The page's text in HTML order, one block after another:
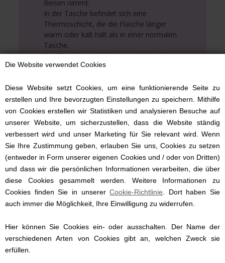
Die Website verwendet Cookies
Diese Website setzt Cookies, um eine funktionierende Seite zu
erstellen und Ihre bevorzugten Einstellungen zu speichern. Mithilfe
von Cookies erstellen wir Statistiken und analysieren Besuche auf
unserer Website, um sicherzustellen, dass die Website ständig
verbessert wird und unser Marketing für Sie relevant wird. Wenn
Sie Ihre Zustimmung geben, erlauben Sie uns, Cookies zu setzen
(entweder in Form unserer eigenen Cookies und / oder von Dritten)
und dass wir die persönlichen Informationen verarbeiten, die über
diese Cookies gesammelt werden. Weitere Informationen zu
Cookies finden Sie in unsererCookie-Richtlinie . Dort haben Sie
auch immer die Möglichkeit, Ihre Einwilligung zu widerrufen.
Hier können Sie Cookies ein- oder ausschalten. Der Name der
verschiedenen Arten von Cookies gibt an, welchen Zweck sie
erfüllen.
Reisen nimmt.
In der Tasche befindet sich eine
Thermoschicht, die die Flasche länger
warm oder kalt hält als in einer normalen
Tasche.
Die Flaschentasche hat einen Gurt, die
leicht geöffnet werden kann, sodass sie
direkt am Kinderwagen befestigt werden
kann.
Diese Tasche ist in der Farbe Flint.
Die Tasche hat ein Fach und bietet Platz
für eine Flasche. Es schließt mit einem
Bindebaneband.
Babybekleidung von
bekannten Marken